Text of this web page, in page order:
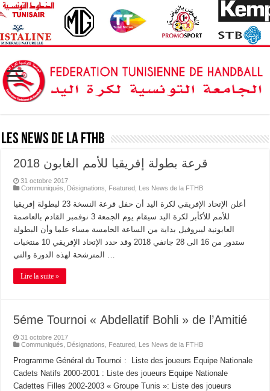
Les News de la FTHB
قرعة بطولة إفريقيا للأمم الغابون 2018
31 octobre 2017
Communiqués
Désignations Featured Les News de la FTHB
أعلن الإتحاد الإفريقي لكرة اليد أن حفل قرعة النسخة 23 لبطولة إفريقيا
للأمم للأكأبر لكرة اليد سيقام يوم الجمعة 3 نوفمبر القادم بالعاصمة
الغابونية ليبروفيل بداية من الساعة الخامسة مساء علما وأن البطولة
ستدور من 16 الى 28 جانفي 2018 وقد حدد الإتحاد الإفريقي 10 منتخبات
Lire la suite »
5éme Tournoi « Abdellatif Bohli » de l’Amitié
31 octobre 2017
Communiqués
Désignations Featured Les News de la FTHB
Programme Général du Tournoi : Liste des joueurs Equipe Nationale
Cadets Natifs 2000-2001 : Liste des joueurs Equipe Nationale
Cadettes Filles 2002-2003 « Groupe Tunis »: Liste des joueurs